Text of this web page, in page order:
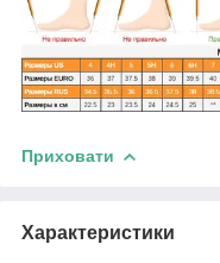
Приховати
Характеристики